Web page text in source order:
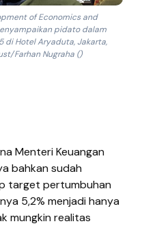
of Economics and
pidato dalam
di Hotel Aryaduta, Jakarta,
Farhan Nugraha ()
Menteri Keuangan
bahkan sudah
target pertumbuhan
5,2% menjadi hanya
mungkin realitas